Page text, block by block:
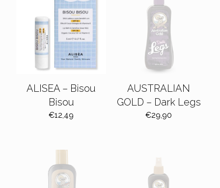
ALISEA – Bisou
Bisou
€12,49
AUSTRALIAN
GOLD – Dark Legs
€29,90